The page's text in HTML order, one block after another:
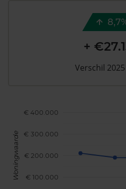
€ 100.000
€ 200.000
€ 300.000
€ 400.000
Woningwaarde
+
Verschil